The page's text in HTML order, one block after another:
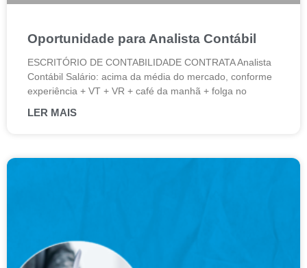
Oportunidade para Analista Contábil
ESCRITÓRIO DE CONTABILIDADE CONTRATA Analista
Contábil Salário: acima da média do mercado, conforme
experiência + VT + VR + café da manhã + folga no
LER MAIS